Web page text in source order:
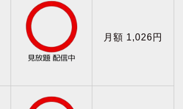
月額 1,026円